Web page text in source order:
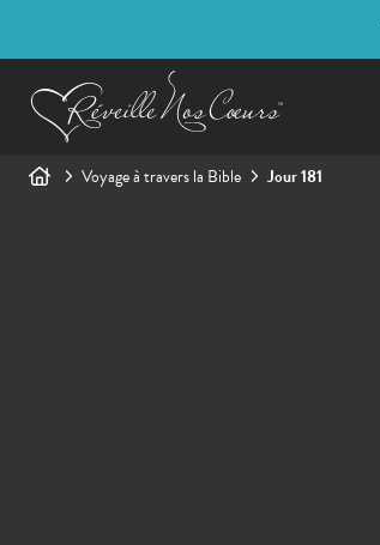
Voyage à travers la Bible Jour 181